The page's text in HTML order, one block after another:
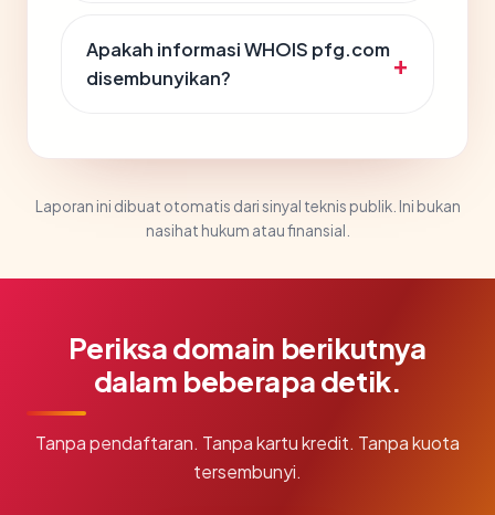
Apakah informasi WHOIS pfg.com
disembunyikan?
Laporan ini dibuat otomatis dari sinyal teknis publik. Ini bukan
nasihat hukum atau finansial.
Periksa domain berikutnya
dalam beberapa detik.
Tanpa pendaftaran. Tanpa kartu kredit. Tanpa kuota
tersembunyi.